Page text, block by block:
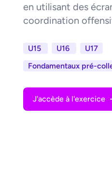
en utilisant des
coordination
U15 U16
U17
Fondamentaux pré-
J'accède à l'exercice